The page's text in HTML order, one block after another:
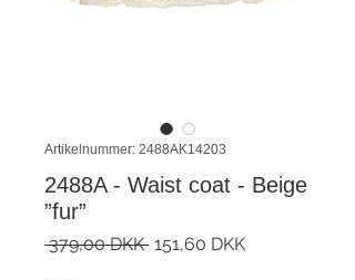
Artikelnummer: 2488AK14203
2488A - Waist coat - Beige
”fur”
379,00 DKK Standardpreis
151,60 DKKSale-